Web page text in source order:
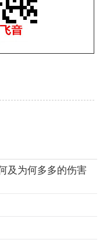
及为何多多的伤害